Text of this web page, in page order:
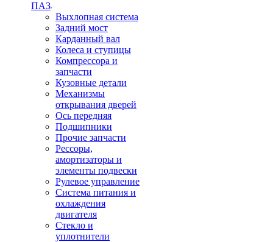
ПАЗ
Выхлопная система
Задний мост
Карданный вал
Колеса и ступицы
Компрессора и
запчасти
Кузовные детали
Механизмы
открывания дверей
Ось передняя
Подшипники
Прочие запчасти
Рессоры,
амортизаторы и
элементы подвески
Рулевое управление
Система питания и
охлаждения
двигателя
Стекло и
уплотнители